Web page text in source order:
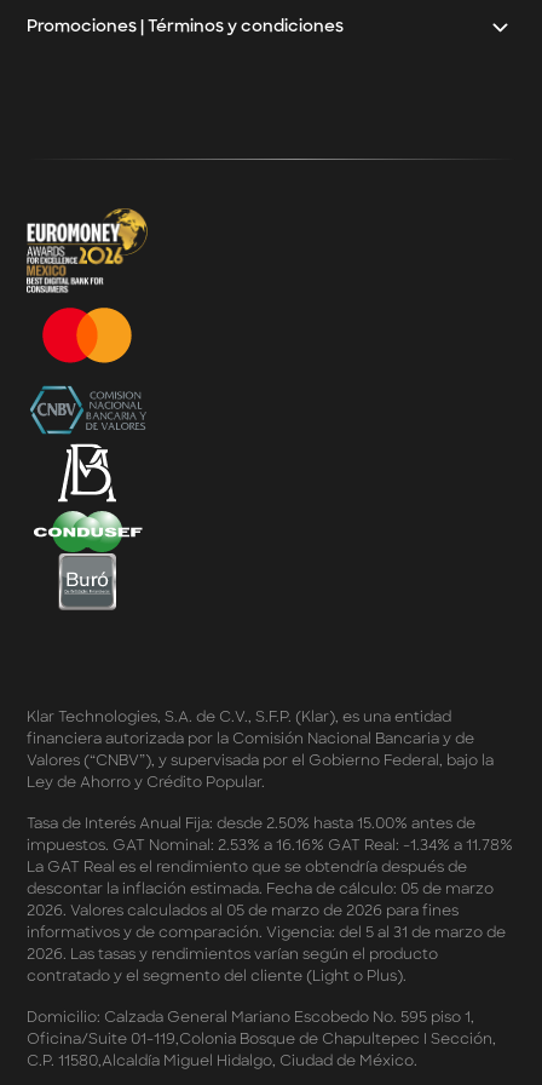
Promociones | Términos y condiciones
Términos y Condiciones - SplitK Tarjeta de Crédito No
Términos y Condiciones – Acceso a Klar Plus sin costo
Términos y Condiciones – 20% Cashback en
supermercados participantes
Términos y Condiciones Juegos de Mexico 2026
Términos y Condiciones - Amazon Prime Day 2026
Términos y Condiciones – Diferimiento de Compras
con 0% de Interés Desde App
Términos y Condiciones de Beneficios Uber Card
Powered by Klar
Klarfest - Mayo 2026
Klarfest - Día de las Madres 2026
Compra Mínima Klar Plus - SplitK 0% - Cashback
Starbucks 50% - Cashback 20% Décima Compra
Términos y Condiciones - Cashback Primera Compra
en Apple Pay
Términos y Condiciones - Mastercard te lleva a la
Términos y Condiciones – Fechas Dobles “3 de 3” 2026
Mercado Libre
Términos y Condiciones - Reducción Tasa de Interés en
Términos y Condiciones - Apartados - Tasas
Preferentes Febrero 2026
Términos y Condiciones - Programa de Cashback
AWIN
Pago de Servicios a MSI – Supermercados Enero -
Marzo 2026
Términos y Condiciones - Meses Sin Intereses y SplitK
Cashback
Términos y Condiciones Aplicables a la Tarjeta de
Klar Technologies, S.A. de C.V., S.F.P. (Klar), es una entidad
financiera autorizada por la Comisión Nacional Bancaria y de
Valores (“CNBV”), y supervisada por el Gobierno Federal, bajo la
Ley de Ahorro y Crédito Popular.
Tasa de Interés Anual Fija: desde 2.50% hasta 15.00% antes de
impuestos. GAT Nominal: 2.53% a 16.16% GAT Real: -1.34% a 11.78%
La GAT Real es el rendimiento que se obtendría después de
descontar la inflación estimada. Fecha de cálculo: 05 de marzo
2026. Valores calculados al 05 de marzo de 2026 para fines
informativos y de comparación. Vigencia: del 5 al 31 de marzo de
2026. Las tasas y rendimientos varían según el producto
contratado y el segmento del cliente (Light o Plus).
Domicilio: Calzada General Mariano Escobedo No. 595 piso 1,
Oficina/Suite 01-119,Colonia Bosque de Chapultepec I Sección,
C.P. 11580,Alcaldía Miguel Hidalgo, Ciudad de México.